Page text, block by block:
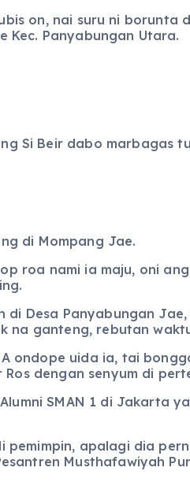
on, nai suru ni borunta
Kec. Panyabungan Utara.
Si Beir dabo marbagas
di Mompang Jae.
roa nami ia maju, oni
di Desa Panyabungan
na ganteng, rebutan
ondope uida ia, tai
Ros dengan senyum di
SMAN 1 di Jakarta
pemimpin, apalagi dia
Musthafawiyah